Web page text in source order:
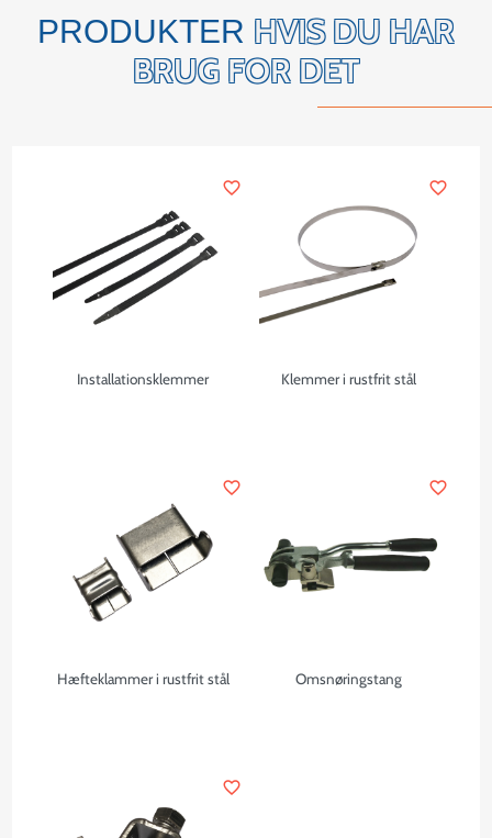
PRODUKTER HVIS DU HAR
BRUG FOR DET
Installationsklemmer
favorite_border
Klemmer i rustfrit stål
favorite_border
Hæfteklammer i rustfrit stål
favorite_border
Omsnøringstang
favorite_border
favorite_border